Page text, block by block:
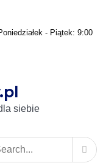
- Piątek: 9:00
siebie